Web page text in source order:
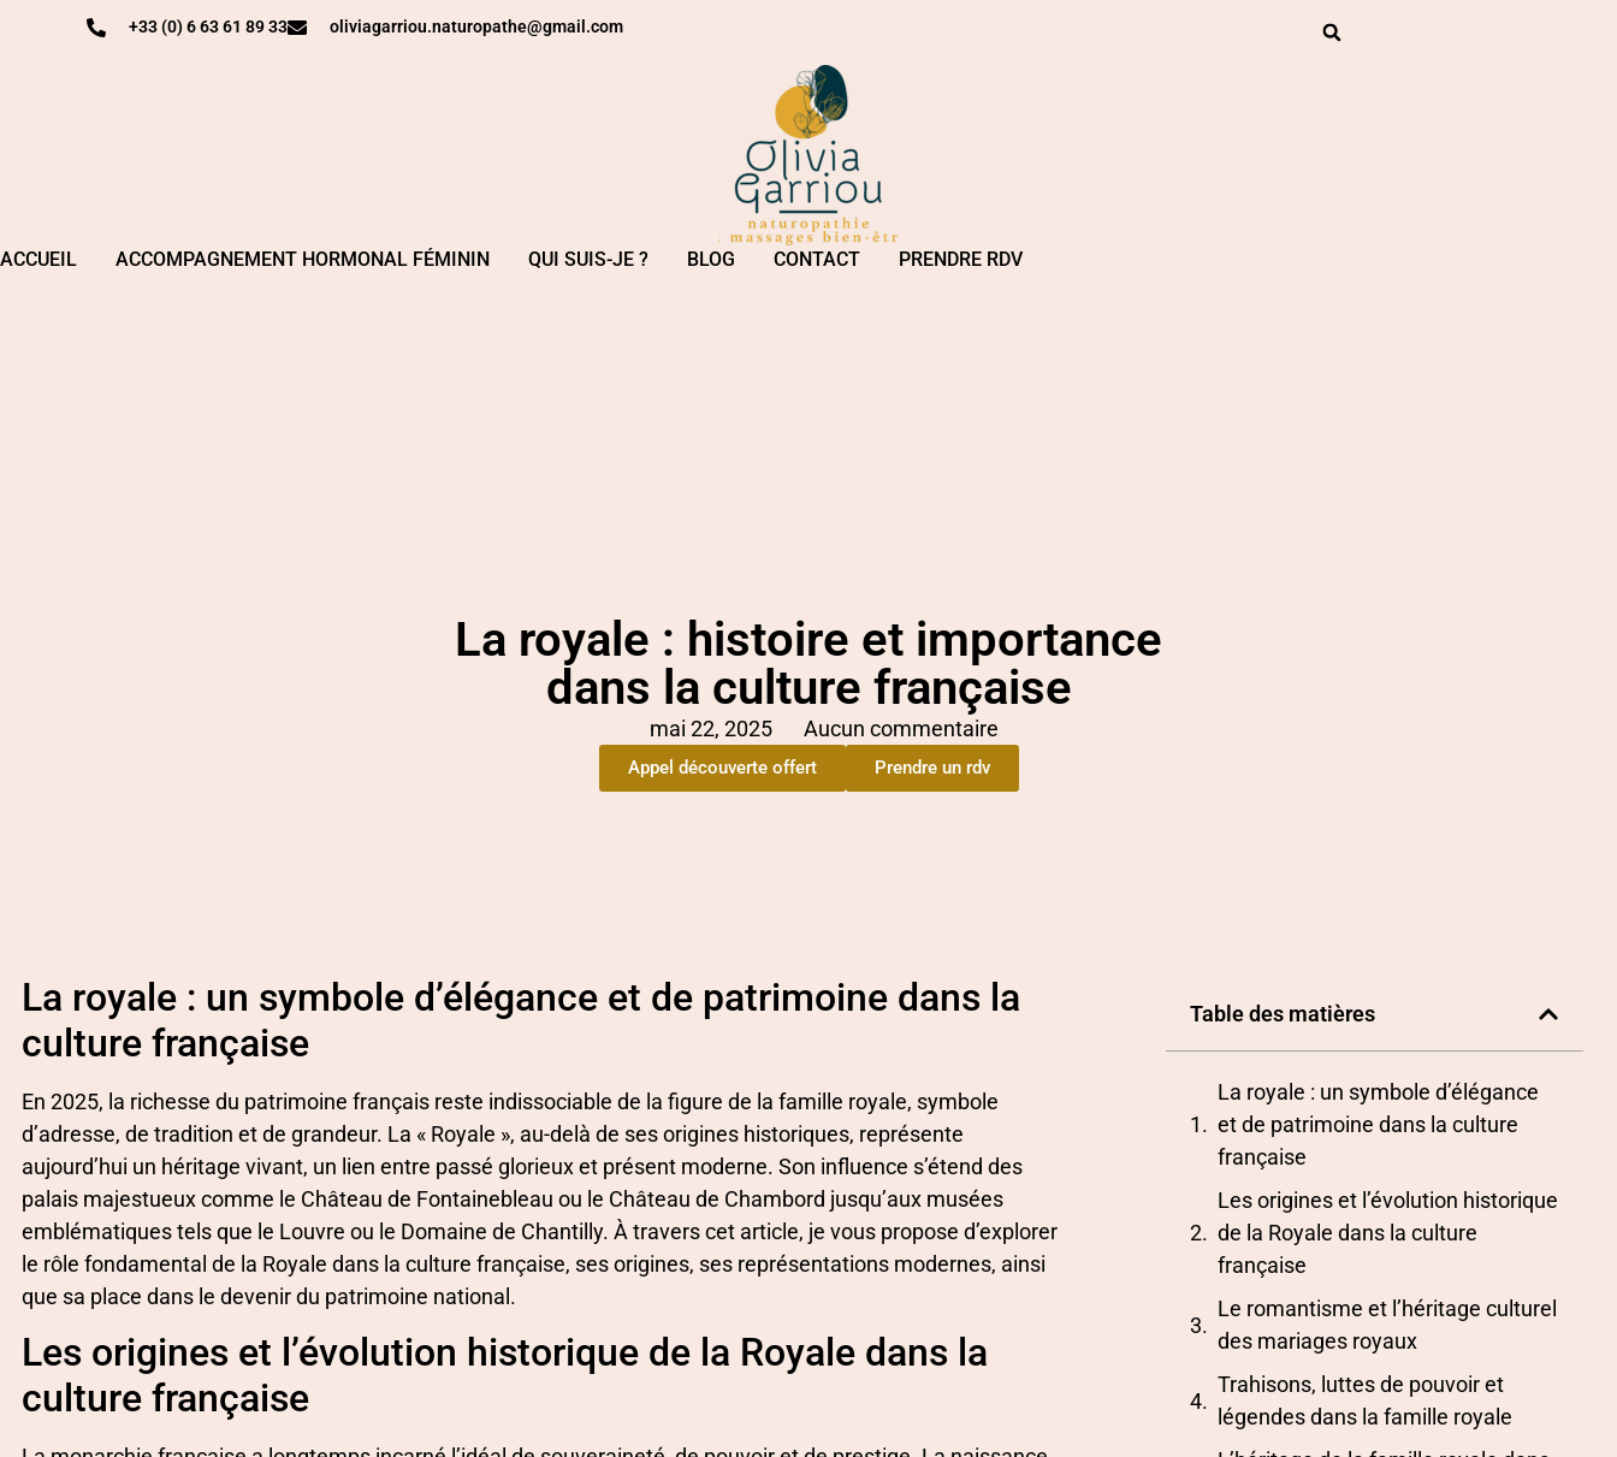
+33 (0) 6 63 61 89 33 oliviagarriou.naturopathe@gmail.com
ACCUEIL ACCOMPAGNEMENT HORMONAL FÉMININ QUI SUIS-JE ? BLOG CONTACT PRENDRE RDV
La royale : histoire et importance
dans la culture française
mai 22, 2025 Aucun commentaire
Appel découverte offert Prendre un rdv
La royale : un symbole d’élégance et de patrimoine dans la
culture française
En 2025, la richesse du patrimoine français reste indissociable de la figure de la famille royale, symbole
d’adresse, de tradition et de grandeur. La « Royale », au-delà de ses origines historiques, représente
aujourd’hui un héritage vivant, un lien entre passé glorieux et présent moderne. Son influence s’étend des
palais majestueux comme le Château de Fontainebleau ou le Château de Chambord jusqu’aux musées
emblématiques tels que le Louvre ou le Domaine de Chantilly. À travers cet article, je vous propose d’explorer
le rôle fondamental de la Royale dans la culture française, ses origines, ses représentations modernes, ainsi
que sa place dans le devenir du patrimoine national.
Les origines et l’évolution historique de la Royale dans la
culture française
Table des matières
La royale : un symbole d’élégance
et de patrimoine dans la culture
française
Les origines et l’évolution historique
de la Royale dans la culture
française
Le romantisme et l’héritage culturel
des mariages royaux
Trahisons, luttes de pouvoir et
légendes dans la famille royale